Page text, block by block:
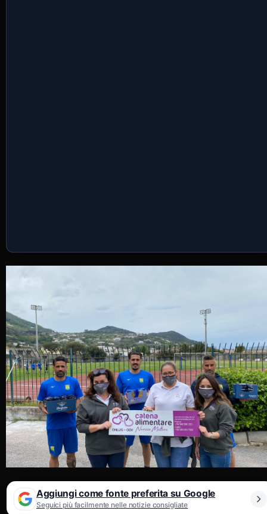
Aggiungi come fonte preferita su Google
Seguici più facilmente nelle notizie consigliate